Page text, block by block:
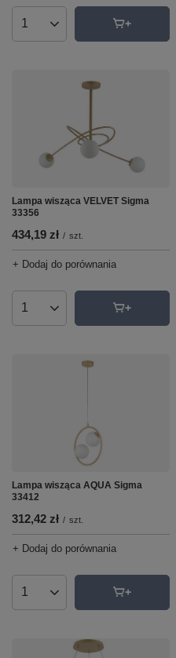
Ilość produktów
Lampa wisząca VELVET Sigma
33356
434,19 zł / szt.
+ Dodaj do porównania
Ilość produktów
Lampa wisząca AQUA Sigma
33412
312,42 zł / szt.
+ Dodaj do porównania
Ilość produktów